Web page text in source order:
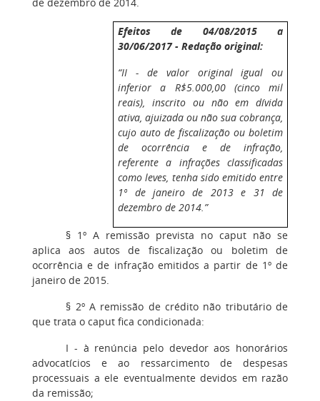
Efeitos de 04/08/2015 a
30/06/2017 - Redação original:
“II - de valor original igual ou
inferior a R$5.000,00 (cinco mil
reais), inscrito ou não em dívida
ativa, ajuizada ou não sua cobrança,
cujo auto de fiscalização ou boletim
de ocorrência e de infração,
referente a infrações classificadas
como leves, tenha sido emitido entre
1º de janeiro de 2013 e 31 de
dezembro de 2014.”
§ 1º A remissão prevista no caput não se
aplica aos autos de fiscalização ou boletim de
ocorrência e de infração emitidos a partir de 1º de
janeiro de 2015.
§ 2º A remissão de crédito não tributário de
que trata o caput fica condicionada:
I - à renúncia pelo devedor aos honorários
advocatícios e ao ressarcimento de despesas
processuais a ele eventualmente devidos em razão
da remissão;